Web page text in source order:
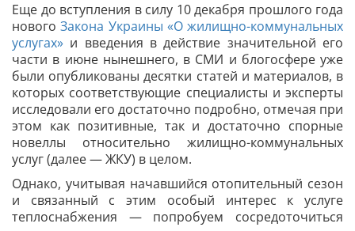
Еще до вступления в силу 10 декабря прошлого года
новогоЗакона Украины «О жилищно-коммунальных
услугах» и введения в действие значительной его
части в июне нынешнего, в СМИ и блогосфере уже
были опубликованы десятки статей и материалов, в
которых соответствующие специалисты и эксперты
исследовали его достаточно подробно, отмечая при
этом как позитивные, так и достаточно спорные
новеллы относительно жилищно-коммунальных
услуг (далее — ЖКУ) в целом.
Однако, учитывая начавшийся отопительный сезон
и связанный с этим особый интерес к услуге
теплоснабжения — попробуем сосредоточиться